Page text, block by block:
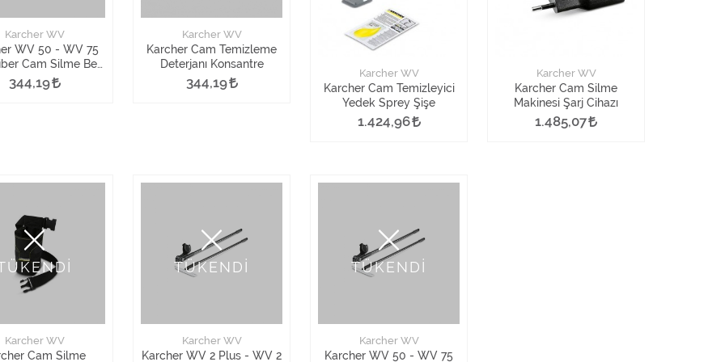
Karcher WV
WV 50 - WV 75
Cam Silme Bez
Seti 2 Adet
344,19
Karcher WV
Karcher Cam Temizleme
Deterjanı Konsantre
344,19
Karcher WV
Karcher Cam Temizleyici
Yedek Sprey Şişe
1.424,96
Karcher WV
Karcher Cam Silme
Makinesi Şarj Cihazı
1.485,07
Karcher WV
Cam Silme
TÜKENDİ
Karcher WV
Karcher WV 2 Plus - WV 2
TÜKENDİ
Karcher WV
Karcher WV 50 - WV 75